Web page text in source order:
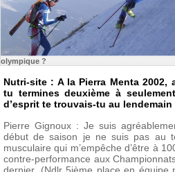
olympique ?
Nutri-site : A la Pierra Menta
tu termines deuxième à
d’esprit te trouvais-tu au
Pierre Gignoux : Je suis
début de saison je ne suis pas au
musculaire qui m’empêche d’être à
contre-performance aux
dernier. (Ndlr 5ième place en